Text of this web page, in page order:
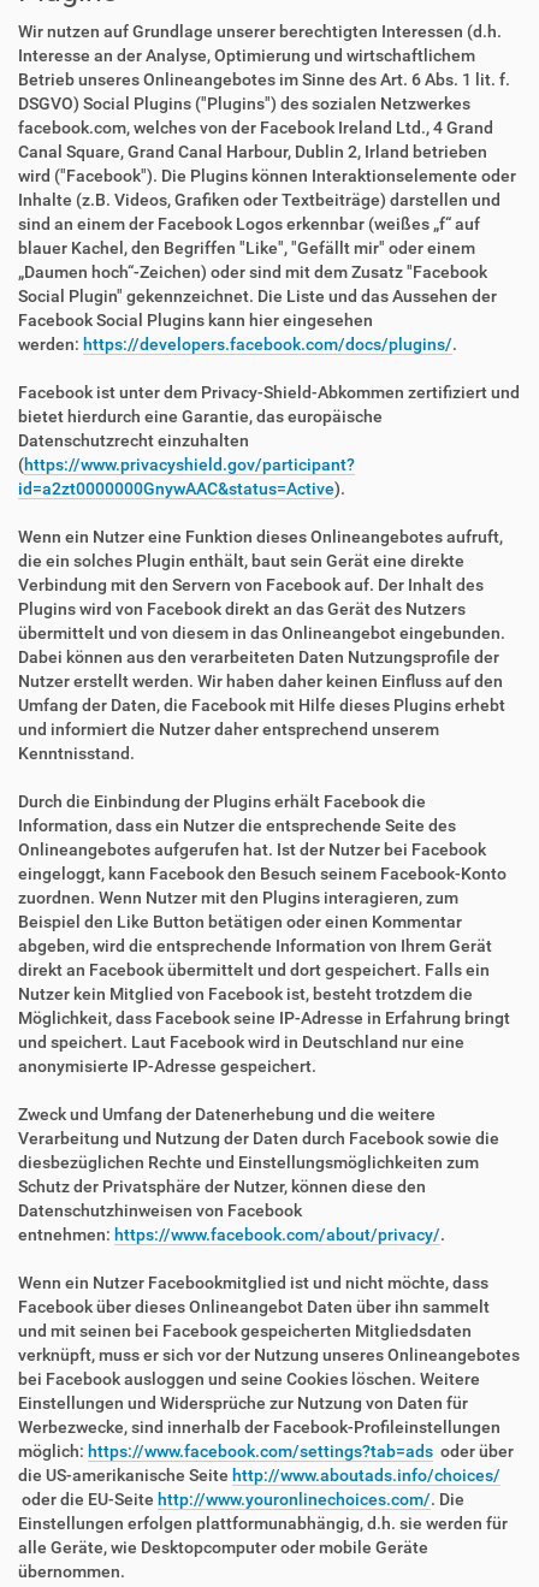
Wir nutzen auf Grundlage unserer berechtigten Interessen (d.h.
Interesse an der Analyse, Optimierung und wirtschaftlichem
Betrieb unseres Onlineangebotes im Sinne des Art. 6 Abs. 1 lit. f.
DSGVO) Social Plugins ("Plugins") des sozialen Netzwerkes
facebook.com, welches von der Facebook Ireland Ltd., 4 Grand
Canal Square, Grand Canal Harbour, Dublin 2, Irland betrieben
wird ("Facebook"). Die Plugins können Interaktionselemente oder
Inhalte (z.B. Videos, Grafiken oder Textbeiträge) darstellen und
sind an einem der Facebook Logos erkennbar (weißes „f“ auf
blauer Kachel, den Begriffen "Like", "Gefällt mir" oder einem
„Daumen hoch“-Zeichen) oder sind mit dem Zusatz "Facebook
Social Plugin" gekennzeichnet. Die Liste und das Aussehen der
Facebook Social Plugins kann hier eingesehen
werden: https://developers.facebook.com/docs/plugins/.
Facebook ist unter dem Privacy-Shield-Abkommen zertifiziert und
bietet hierdurch eine Garantie, das europäische
Datenschutzrecht einzuhalten
(https://www.privacyshield.gov/participant?
id=a2zt0000000GnywAAC&status=Active).
Wenn ein Nutzer eine Funktion dieses Onlineangebotes aufruft,
die ein solches Plugin enthält, baut sein Gerät eine direkte
Verbindung mit den Servern von Facebook auf. Der Inhalt des
Plugins wird von Facebook direkt an das Gerät des Nutzers
übermittelt und von diesem in das Onlineangebot eingebunden.
Dabei können aus den verarbeiteten Daten Nutzungsprofile der
Nutzer erstellt werden. Wir haben daher keinen Einfluss auf den
Umfang der Daten, die Facebook mit Hilfe dieses Plugins erhebt
und informiert die Nutzer daher entsprechend unserem
Kenntnisstand.
Durch die Einbindung der Plugins erhält Facebook die
Information, dass ein Nutzer die entsprechende Seite des
Onlineangebotes aufgerufen hat. Ist der Nutzer bei Facebook
eingeloggt, kann Facebook den Besuch seinem Facebook-Konto
zuordnen. Wenn Nutzer mit den Plugins interagieren, zum
Beispiel den Like Button betätigen oder einen Kommentar
abgeben, wird die entsprechende Information von Ihrem Gerät
direkt an Facebook übermittelt und dort gespeichert. Falls ein
Nutzer kein Mitglied von Facebook ist, besteht trotzdem die
Möglichkeit, dass Facebook seine IP-Adresse in Erfahrung bringt
und speichert. Laut Facebook wird in Deutschland nur eine
anonymisierte IP-Adresse gespeichert.
Zweck und Umfang der Datenerhebung und die weitere
Verarbeitung und Nutzung der Daten durch Facebook sowie die
diesbezüglichen Rechte und Einstellungsmöglichkeiten zum
Schutz der Privatsphäre der Nutzer, können diese den
Datenschutzhinweisen von Facebook
entnehmen: https://www.facebook.com/about/privacy/.
Wenn ein Nutzer Facebookmitglied ist und nicht möchte, dass
Facebook über dieses Onlineangebot Daten über ihn sammelt
und mit seinen bei Facebook gespeicherten Mitgliedsdaten
verknüpft, muss er sich vor der Nutzung unseres Onlineangebotes
bei Facebook ausloggen und seine Cookies löschen. Weitere
Einstellungen und Widersprüche zur Nutzung von Daten für
Werbezwecke, sind innerhalb der Facebook-Profileinstellungen
möglich: https://www.facebook.com/settings?tab=ads oder über
die US-amerikanische Seite http://www.aboutads.info/choices/
oder die EU-Seite http://www.youronlinechoices.com/. Die
Einstellungen erfolgen plattformunabhängig, d.h. sie werden für
alle Geräte, wie Desktopcomputer oder mobile Geräte
übernommen.